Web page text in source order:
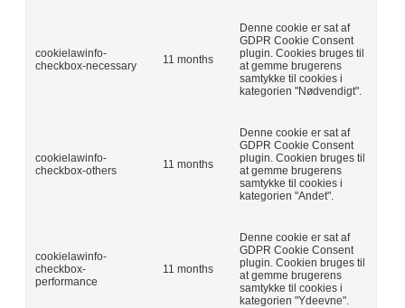
cookielawinfo-
checkbox-necessary
11 months
Denne cookie er sat af
GDPR Cookie Consent
plugin. Cookies bruges til
at gemme brugerens
samtykke til cookies i
kategorien "Nødvendigt".
cookielawinfo-
checkbox-others
11 months
Denne cookie er sat af
GDPR Cookie Consent
plugin. Cookien bruges til
at gemme brugerens
samtykke til cookies i
kategorien "Andet".
cookielawinfo-
checkbox-
performance
11 months
Denne cookie er sat af
GDPR Cookie Consent
plugin. Cookien bruges til
at gemme brugerens
samtykke til cookies i
kategorien "Ydeevne".